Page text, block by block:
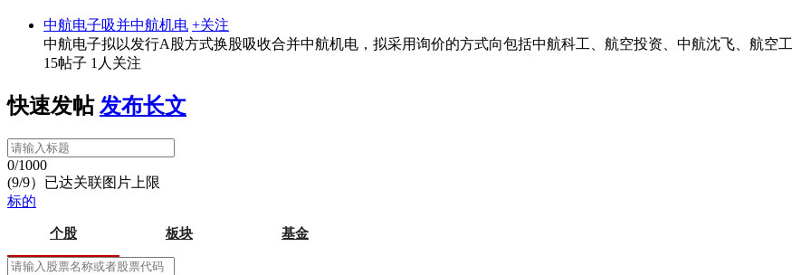
中航电子吸并中航机电 +关注
中航电子拟以发行A股方式换股吸收合并中航机电，拟采用询价的方式向包括中航科工、航空投资、中航沈飞、航空
15帖子 1人关注
快速发帖 发布长文
0/1000
(9/9）已达关联图片上限
标的
个股 板块 基金